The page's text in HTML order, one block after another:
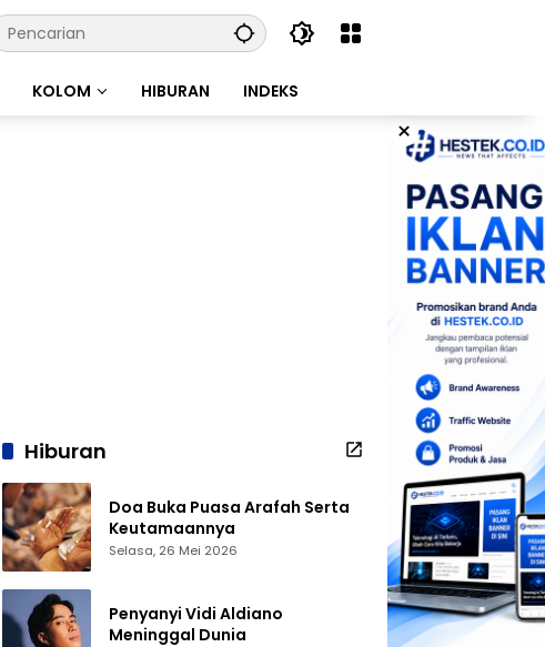
KOLOM HIBURAN INDEKS
×
Hiburan
Doa Buka Puasa Arafah Serta
Keutamaannya
Selasa, 26 Mei 2026
Penyanyi Vidi Aldiano
Meninggal Dunia